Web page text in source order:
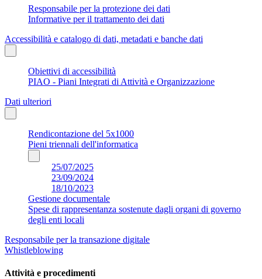
Responsabile per la protezione dei dati
Informative per il trattamento dei dati
Accessibilità e catalogo di dati, metadati e banche dati
Obiettivi di accessibilità
PIAO - Piani Integrati di Attività e Organizzazione
Dati ulteriori
Rendicontazione del 5x1000
Pieni triennali dell'informatica
25/07/2025
23/09/2024
18/10/2023
Gestione documentale
Spese di rappresentanza sostenute dagli organi di governo
degli enti locali
Responsabile per la transazione digitale
Whistleblowing
Attività e procedimenti